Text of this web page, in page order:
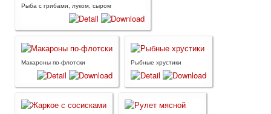
Рыба с грибами, луком, сыром
Макароны по-флотски Рыбные хрустики